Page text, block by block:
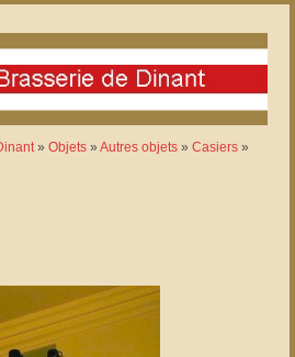
» Objets » Autres objets » Casiers »